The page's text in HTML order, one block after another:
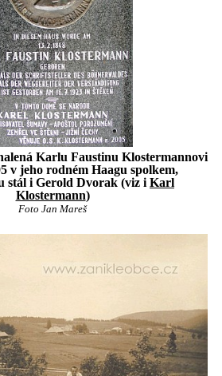
Karlu Faustinu Klostermannovi
v jeho rodném Haagu spolkem,
stál i Gerold Dvorak (viz i Karl
Klostermann)
Foto Jan Mareš